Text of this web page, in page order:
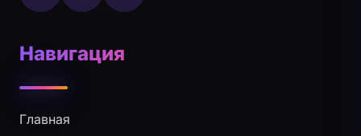
Навигация
Главная